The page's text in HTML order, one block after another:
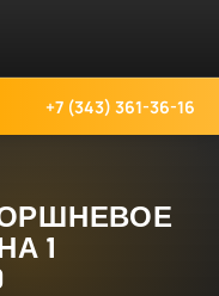
+7 (343) 361-36-16
ПОРШНЕВОЕ
1